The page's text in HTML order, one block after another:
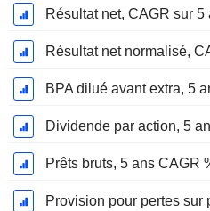
Résultat net, CAGR sur 5
Résultat net normalisé,
BPA dilué avant extra, 5
Dividende par action, 5
Prêts bruts, 5 ans CAGR
Provision pour pertes sur